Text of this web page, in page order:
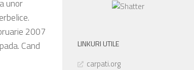
unor
2007
Cand
LINKURI UTILE
carpati.org